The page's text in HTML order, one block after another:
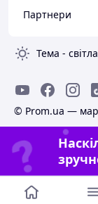
Партнери
Тема - світла
© Prom.ua —